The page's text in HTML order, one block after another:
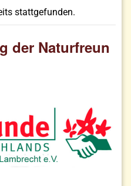
stattgefunden.
der Naturfreun